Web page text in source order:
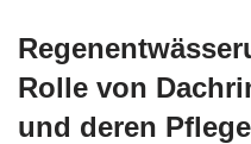
Rolle von
und deren Pflege